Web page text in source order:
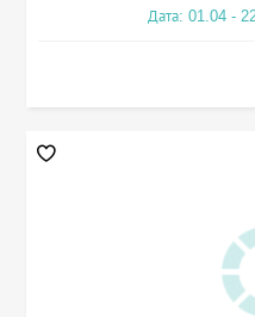
Дата: 01.04 -